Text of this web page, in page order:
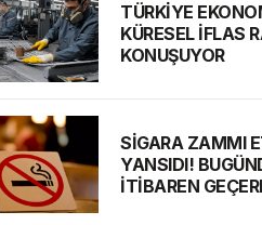
TÜRKİYE
KÜRESEL İFLAS
KONUŞUYOR
SİGARA ZAMMI
YANSIDI!
İTİBAREN